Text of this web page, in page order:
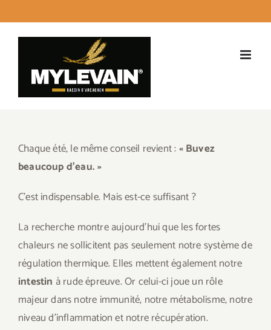
au
Chaque été, le même conseil revient :« Buvez
beaucoup d’eau. »
C’est indispensable. Mais est-ce suffisant ?
La recherche montre aujourd’hui que les fortes
chaleurs ne sollicitent pas seulement notre système de
régulation thermique. Elles mettent également notre
intestin à rude épreuve. Or celui-ci joue un rôle
majeur dans notre immunité, notre métabolisme, notre
niveau d’inflammation et notre récupération.